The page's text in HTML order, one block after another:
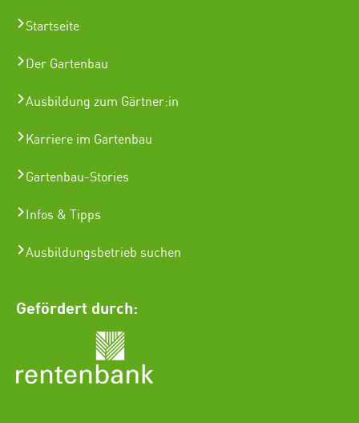
Startseite
Der Gartenbau
Ausbildung zum Gärtner:in
Karriere im Gartenbau
Gartenbau-Stories
Infos & Tipps
Ausbildungsbetrieb suchen
Gefördert durch: